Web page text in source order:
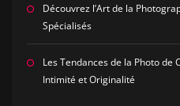
Découvrez l’Art de la
Spécialisés
Les Tendances de la Photo de
Intimité et Originalité